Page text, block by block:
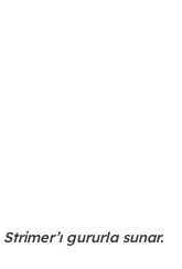
gururla sunar.